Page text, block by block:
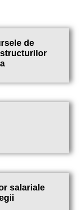
de
salariale